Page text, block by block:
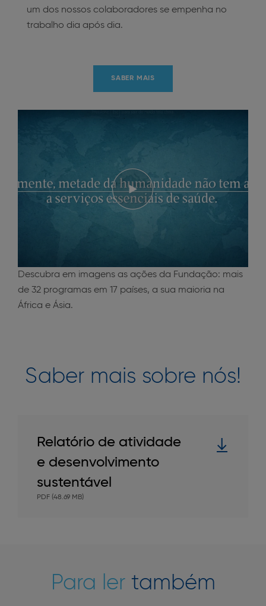
um dos nossos colaboradores se empenha no
trabalho dia após dia.
SABER MAIS
Descubra em imagens as ações da Fundação: mais
de 32 programas em 17 países, a sua maioria na
África e Ásia.
Saber mais sobre nós!
Relatório de atividade
e desenvolvimento
sustentável
PDF (48.69 MB)
Para lertambém